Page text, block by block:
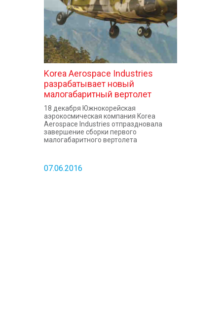
Korea Aerospace Industries
разрабатывает новый
малогабаритный вертолет
18 декабря Южнокорейская
аэрокосмическая компания Korea
Aerospace Industries отпраздновала
завершение сборки первого
малогабаритного вертолета
07.06.2016